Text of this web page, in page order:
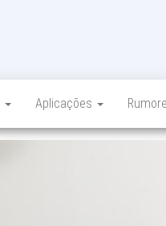
Aplicações